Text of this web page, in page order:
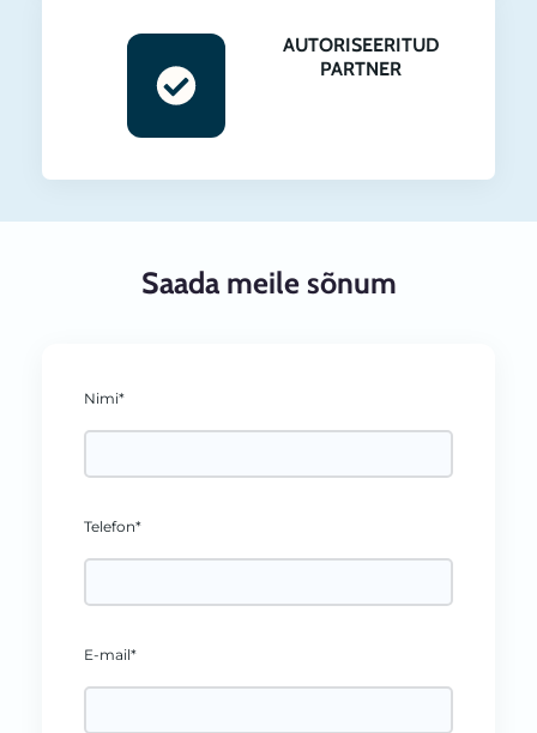
AUTORISEERITUD
PARTNER
Saada meile sõnum
Nimi*
Telefon*
E-mail*